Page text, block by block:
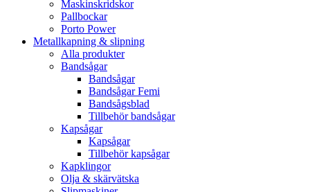
Maskinskridskor
Pallbockar
Porto Power
Metallkapning & slipning
Alla produkter
Bandsågar
Bandsågar
Bandsågar Femi
Bandsågsblad
Tillbehör bandsågar
Kapsågar
Kapsågar
Tillbehör kapsågar
Kapklingor
Olja & skärvätska